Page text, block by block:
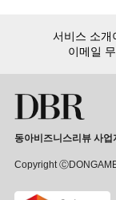
서비스 소개
이메일
동아비즈니스리뷰 사업
Copyright